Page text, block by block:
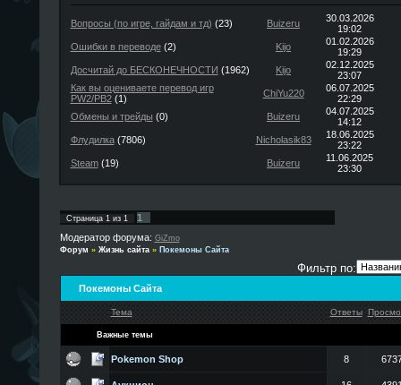
Вопросы (по игре, гайдам и тд) (23) Buizeru
30.03.2026
19:02
Ошибки в переводе(2) Kijo
01.02.2026
19:29
Досчитай до БЕСКОНЕЧНОСТИ (1962) Kijo
02.12.2025
23:07
Как вы оцениваете перевод игр
PW2/PB2(1) ChiYu220
06.07.2025
22:29
Обмены и трейды (0) Buizeru
04.07.2025
14:12
Флудилка(7806) Nicholasik83
18.06.2025
23:22
Steam(19) Buizeru
11.06.2025
23:30
Страница 1из 1
1
Модератор форума: GiZmo
Форум » Жизнь сайта » Покемоны Сайта
Фильтр по:
Покемоны Сайта
Тема Ответы
Важные темы
Pokemon Shop 8